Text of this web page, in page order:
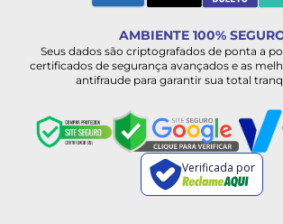
AMBIENTE 100%
Seus dados são criptografados de ponta a
certificados de segurança avançados e as
antifraude para garantir sua total
Verificada por